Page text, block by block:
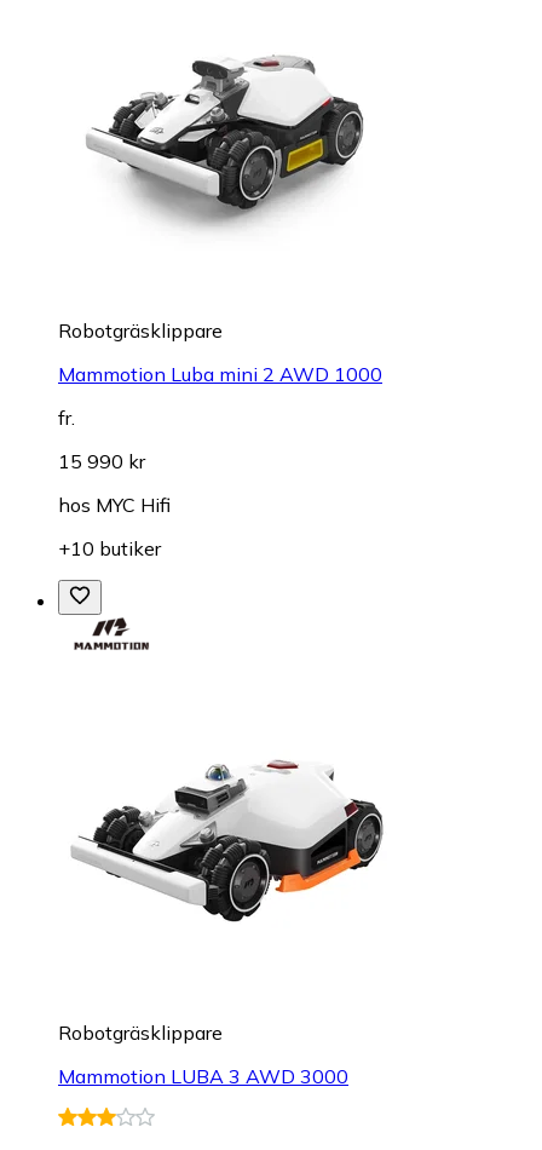
Robotgräsklippare
Mammotion Luba mini 2 AWD 1000
fr.
15 990 kr
hos MYC Hifi
+10 butiker
Robotgräsklippare
Mammotion LUBA 3 AWD 3000